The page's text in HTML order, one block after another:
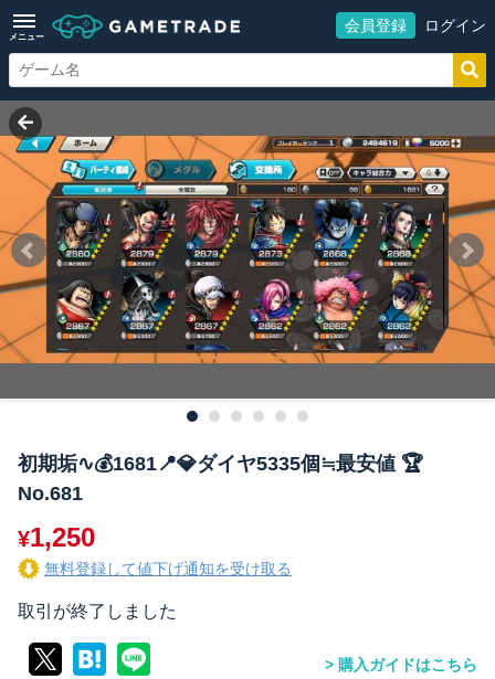
メニュー
会員登録 ログイン
初期垢∿💰1681📍💎ダイヤ5335個≒最安値 🏆
No.681
¥1,250
無料登録して値下げ通知を受け取る
取引が終了しました
購入ガイドはこちら